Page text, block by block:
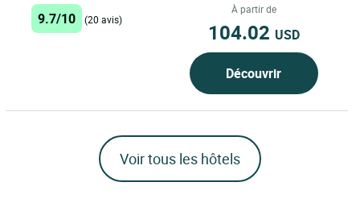
sommes une petite auberge
9.7/10 (20 avis)
À partir de
104.02 USD
Découvrir
Voir tous les hôtels